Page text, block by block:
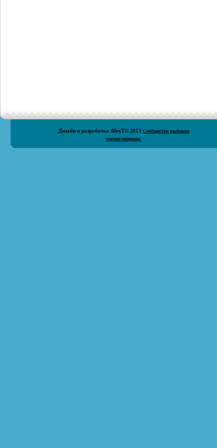
Дизайн и разработка AlexT© 2013 Сообщество рыбаков
черниговщины.